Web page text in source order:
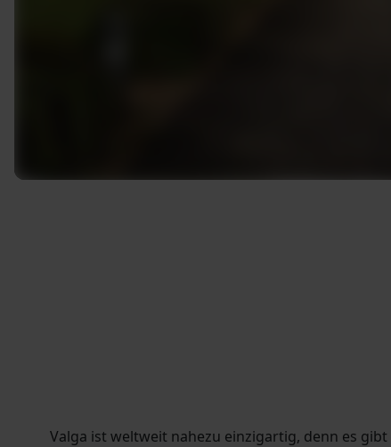
Valga ist weltweit nahezu einzigartig, denn es